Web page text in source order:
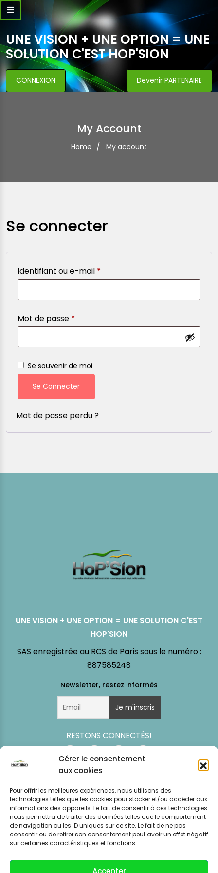
Gérer le consentement
aux cookies
Pour offrir les meilleures expériences, nous utilisons des
technologies telles que les cookies pour stocker et/ou accéder aux
informations des appareils. Le fait de consentir à ces technologies
nous permettra de traiter des données telles que le comportement
de navigation ou les ID uniques sur ce site. Le fait de ne pas
consentir ou de retirer son consentement peut avoir un effet négatif
sur certaines caractéristiques et fonctions.
Accepter
UNE VISION + UNE OPTION = UNE
SOLUTION C'EST HOP'SION
CONNEXION Devenir PARTENAIRE
My Account
Home My account
Se connecter
Identifiant ou e-mail *
Mot de passe *
Se souvenir de moi
Se Connecter
Mot de passe perdu ?
UNE VISION + UNE OPTION = UNE SOLUTION C'EST
HOP'SION
SAS enregistrée au RCS de Paris sous le numéro :
887585248
RESTONS CONNECTÉS!
Simulation
tarifaire
Event
News
Mentions légales
CGV – CGU
Politique de